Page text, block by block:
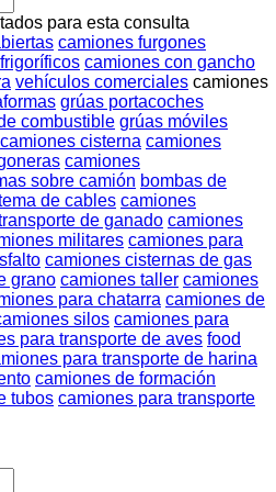
para esta consulta
camiones furgones
camiones con gancho
vehículos comerciales camiones
grúas portacoches
combustible grúas móviles
camiones cisterna camiones
camiones
sobre camión bombas de
de cables camiones
de ganado camiones
militares camiones para
camiones cisternas de gas
grano camiones taller camiones
para chatarra camiones de
silos camiones para
para transporte de aves food
para transporte de harina
camiones de formación
tubos camiones para transporte